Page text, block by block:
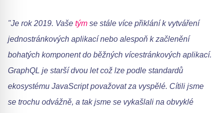
"Je rok 2019. Vaše tým se stále více přiklání k vytváření
jednostránkových aplikací nebo alespoň k začlenění
bohatých komponent do běžných vícestránkových aplikací.
GraphQL je starší dvou let což lze podle standardů
ekosystému JavaScript považovat za vyspělé. Cítili jsme
se trochu odvážně, a tak jsme se vykašlali na obvyklé